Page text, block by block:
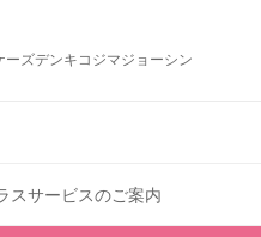
ーズデンキコジマジョーシン
スサービスのご案内